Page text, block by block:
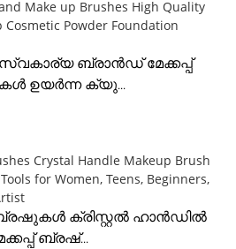
ബ്രാൻഡ് മേക്കപ്പ്
ഉയർന്ന ക്യു...
ക്രിസ്റ്റൽ ഹാൻഡിൽ
ബ്രഷ്...